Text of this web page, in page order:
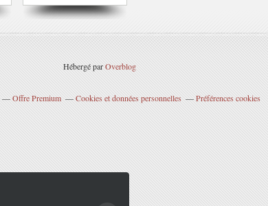
Hébergé parOverblog
Offre Premium Cookies et données personnelles Préférences cookies